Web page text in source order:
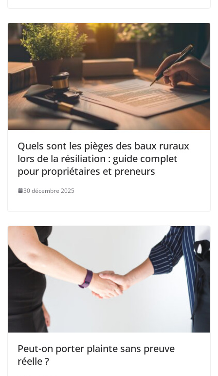
Quels sont les pièges des baux ruraux
lors de la résiliation : guide complet
pour propriétaires et preneurs
30 décembre 2025
Peut-on porter plainte sans preuve
réelle ?